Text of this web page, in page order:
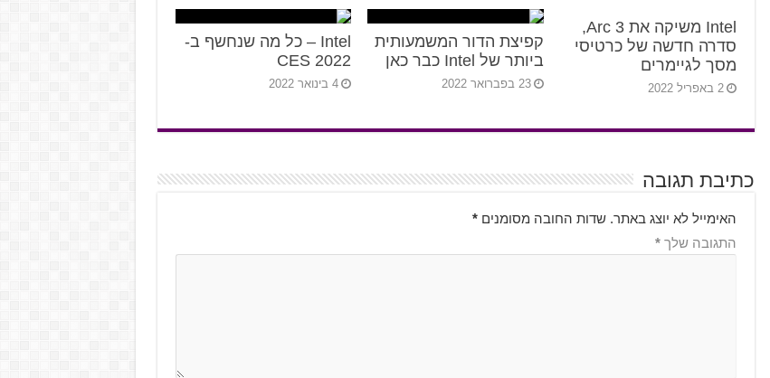
Intel משיקה את Arc 3,
סדרה חדשה של כרטיסי
מסך לגיימרים
2 באפריל 2022
קפיצת הדור המשמעותית
ביותר של Intel כבר כאן
23 בפברואר 2022
Intel – כל מה שנחשף ב-
CES 2022
4 בינואר 2022
כתיבת תגובה
האימייל לא יוצג באתר. שדות החובה מסומנים*
התגובה שלך*